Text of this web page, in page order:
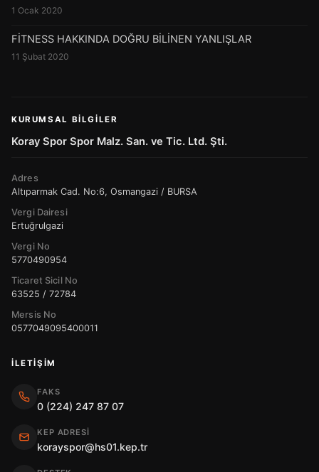
1 Ocak 2020
FİTNESS HAKKINDA DOĞRU BİLİNEN YANLIŞLAR
11 Şubat 2020
KURUMSAL BILGILER
Koray Spor Spor Malz. San. ve Tic. Ltd. Şti.
Adres
Altıparmak Cad. No:6, Osmangazi / BURSA
Vergi Dairesi
Ertuğrulgazi
Vergi No
5770490954
Ticaret Sicil No
63525 / 72784
Mersis No
0577049095400011
İLETIŞIM
FAKS
0 (224) 247 87 07
KEP ADRESI
korayspor@hs01.kep.tr